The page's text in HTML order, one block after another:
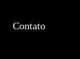
Contato